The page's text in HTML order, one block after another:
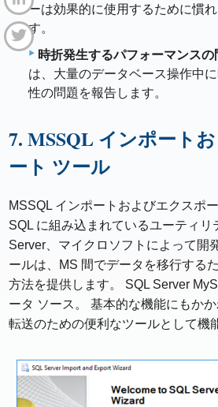
ーは効果的に使用するために慣
す。
時折発生するパフォーマンスの
は、大量のデータベース操作中
性の問題を報告します。
7. MSSQL インポート
ート ツール
MSSQL インポートおよびエクスポ
SQL に組み込まれているユーティリ
Server、マイクロソフトによって開
ールは、MS 間でデータを移行する
方法を提供します。 SQL Server
ータ ソース。 基本的な機能にもか
転送のための便利なツールとして機